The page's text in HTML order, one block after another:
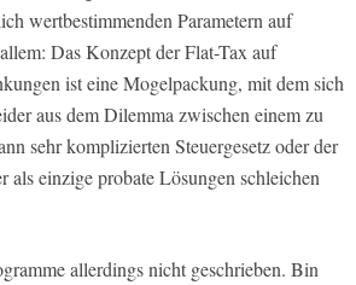
wertbestimmenden Parametern auf
Das Konzept der Flat-Tax auf
ist eine Mogelpackung, mit dem sich
aus dem Dilemma zwischen einem zu
sehr komplizierten Steuergesetz oder der
als einzige probate Lösungen schleichen
allerdings nicht geschrieben. Bin